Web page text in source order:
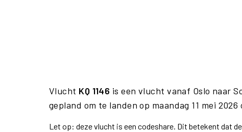
Vlucht KQ 1146 is een vlucht vanaf Oslo naar
gepland om te landen op maandag 11 mei
Let op: deze vlucht is een codeshare. Dit betekent dat